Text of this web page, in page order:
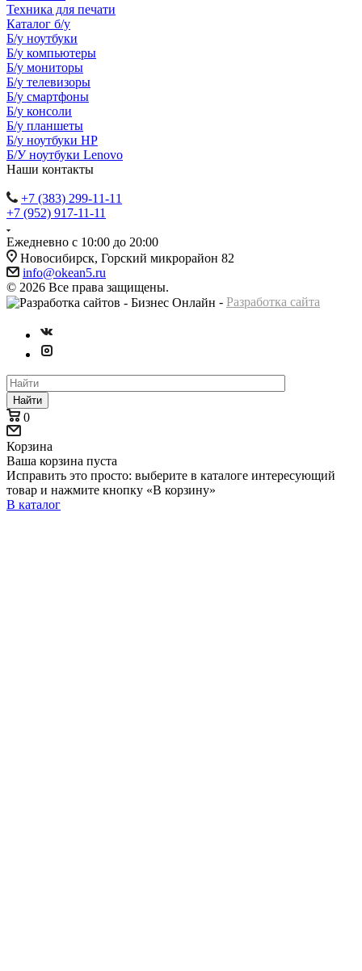
Техника для печати
Каталог б/у
Б/у ноутбуки
Б/у компьютеры
Б/у мониторы
Б/у телевизоры
Б/у смартфоны
Б/у консоли
Б/у планшеты
Б/у ноутбуки HP
Б/У ноутбуки Lenovo
Наши контакты
+7 (383) 299-11-11
+7 (952) 917-11-11
Ежедневно с 10:00 до 20:00
Новосибирск, Горский микрорайон 82
info@okean5.ru
© 2026 Все права защищены.
- Разработка сайта
Найти
0
Корзина
Ваша корзина пуста
Исправить это просто: выберите в каталоге интересующий
товар и нажмите кнопку «В корзину»
В каталог